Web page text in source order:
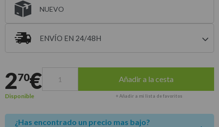
NUEVO
ENVÍO EN 24/48H
270€ Añadir a la cesta
Disponible + Añadir a mi lista de favoritos
¿Has encontrado un precio mas bajo?